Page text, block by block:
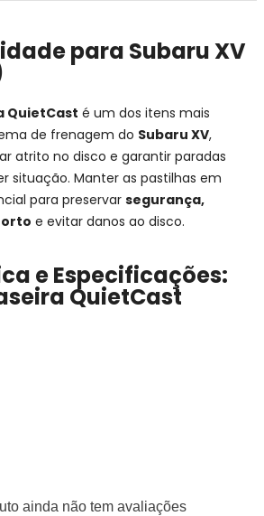
para Subaru XV
QuietCast é um dos itens mais
de frenagem do Subaru XV,
atrito no disco e garantir paradas
situação. Manter as pastilhas em
para preservar segurança,
e evitar danos ao disco.
e Especificações:
QuietCast
freio compatível:Akebono
ainda não tem avaliações